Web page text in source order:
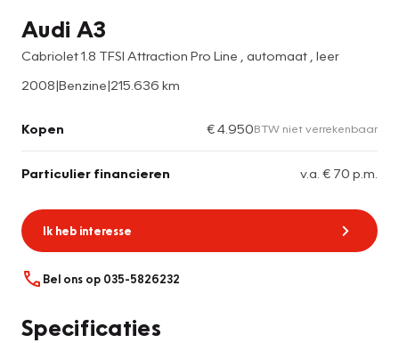
Audi A3
Cabriolet 1.8 TFSI Attraction Pro Line , automaat , leer
2008|Benzine|215.636 km
Kopen € 4.950BTW niet verrekenbaar
Particulier financieren v.a. € 70 p.m.
Ik heb interesse
Bel ons op 035-5826232
Specificaties